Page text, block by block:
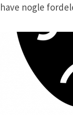
have nogle